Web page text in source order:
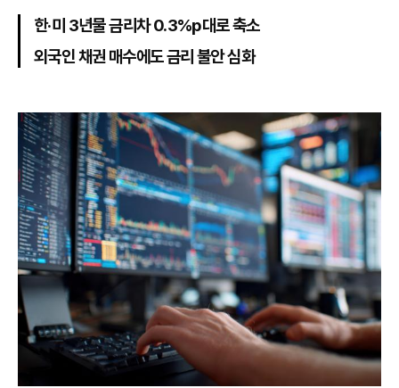
한·미 3년물 금리차 0.3%p대로 축소
외국인 채권 매수에도 금리 불안 심화